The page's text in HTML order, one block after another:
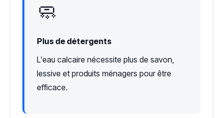
🧼
Plus de détergents
L'eau calcaire nécessite plus de savon,
lessive et produits ménagers pour être
efficace.